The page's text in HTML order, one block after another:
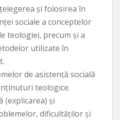
şi folosirea în
sociale a conceptelor
teologiei, precum şi a
utilizate în
de asistenţă socială
teologice.
(explicarea) şi
dificultăţilor şi